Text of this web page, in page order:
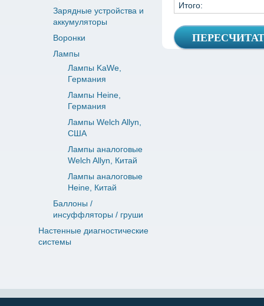
Зарядные устройства и
аккумуляторы
Воронки
Лампы
Лампы KaWe,
Германия
Лампы Heine,
Германия
Лампы Welch Allyn,
США
Лампы аналоговые
Welch Allyn, Китай
Лампы аналоговые
Heine, Китай
Баллоны /
инсуффляторы / груши
Настенные диагностические
системы
Итого: